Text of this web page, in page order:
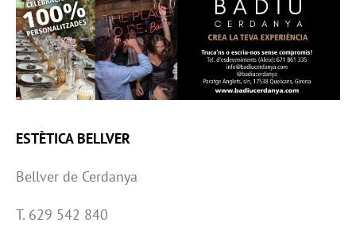
ESTÈTICA BELLVER
Bellver de Cerdanya
T. 629 542 840